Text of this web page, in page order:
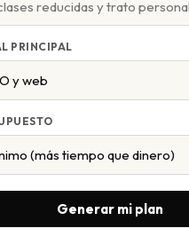
PRINCIPAL
Generar mi plan